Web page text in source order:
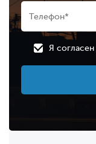
Я согласен